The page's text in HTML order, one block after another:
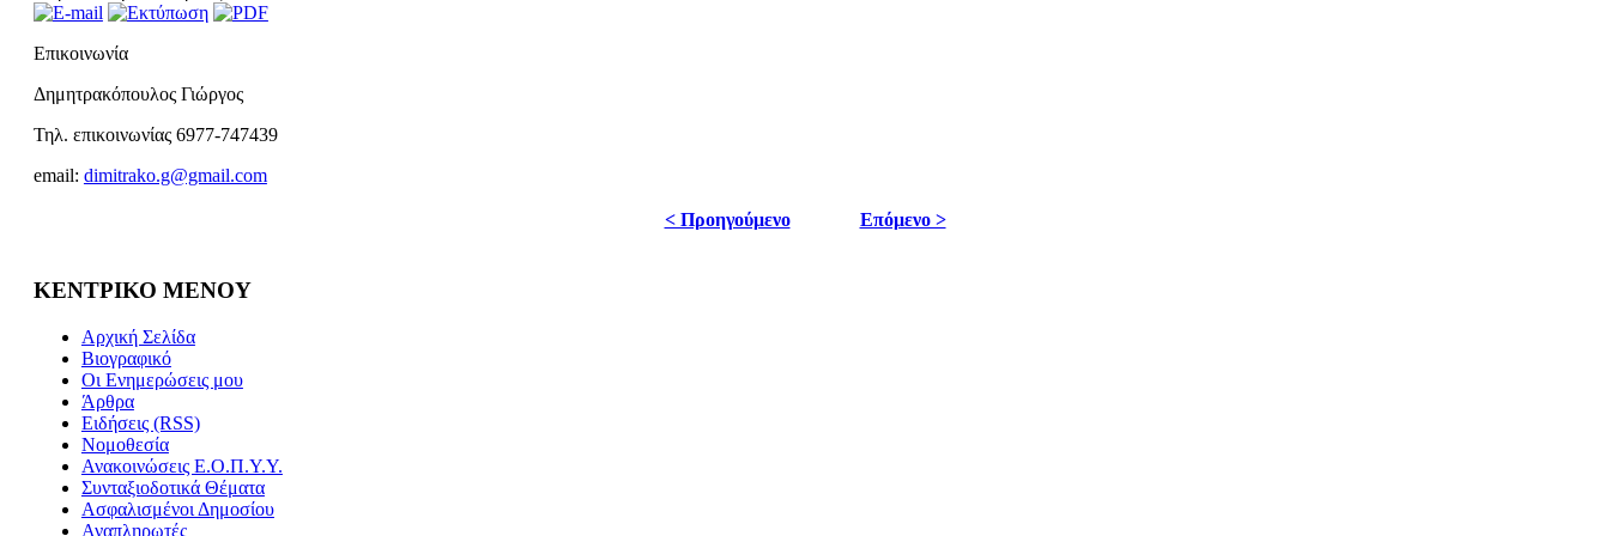
Επικοινωνία
Δημητρακόπουλος Γιώργος
Τηλ. επικοινωνίας 6977-747439
email: dimitrako.g@gmail.com
< Προηγούμενο Επόμενο >
ΚΕΝΤΡΙΚΟ ΜΕΝΟΥ
Αρχική Σελίδα
Βιογραφικό
Οι Ενημερώσεις μου
Άρθρα
Ειδήσεις (RSS)
Νομοθεσία
Ανακοινώσεις Ε.Ο.Π.Υ.Υ.
Συνταξιοδοτικά Θέματα
Ασφαλισμένοι Δημοσίου
Αναπληρωτές